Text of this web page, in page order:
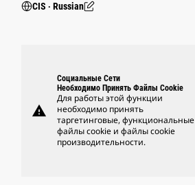
CIS ‧ Russian
warning
Социальные Сети
Необходимо Принять Файлы Cookie
Для работы этой функции
необходимо принять
таргетинговые, функциональные
файлы cookie и файлы cookie
производительности.